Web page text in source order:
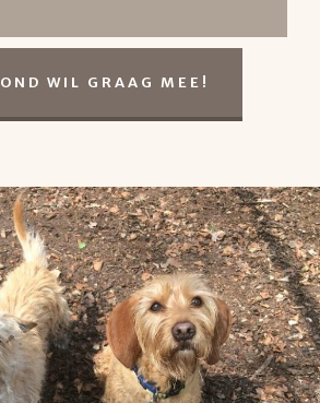
WIL GRAAG MEE!